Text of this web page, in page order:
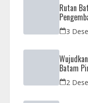
Rutan
3
Batam
Negeri di
2